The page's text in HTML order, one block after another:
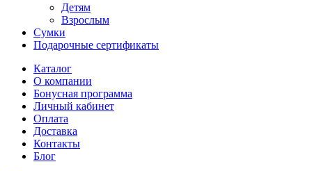
Детям
Взрослым
Сумки
Подарочные сертификаты
Каталог
О компании
Бонусная программа
Личный кабинет
Оплата
Доставка
Контакты
Блог